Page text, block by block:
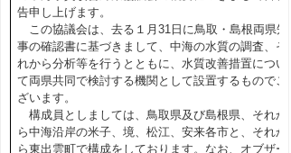
告申し上げます。
この協議会は、去る１月31日に鳥取・島根両県知
事の確認書に基づきまして、中海の水質の調査、そ
れから分析等を行うとともに、水質改善措置につい
て両県共同で検討する機関として設置するものでご
ざいます。
構成員としましては、鳥取県及び島根県、それか
ら中海沿岸の米子、境、松江、安来各市と、それか
ら東出雲町で構成をしております。なお、オブザー